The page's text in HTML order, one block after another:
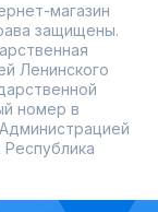
магазин
защищены.
Ленинского
номер в